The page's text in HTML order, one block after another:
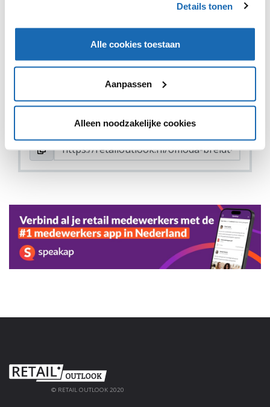
Details tonen
Alle cookies toestaan
Aanpassen
Alleen noodzakelijke cookies
DEEL DIT IN JOUW NETWERK
© RETAIL OUTLOOK 2020